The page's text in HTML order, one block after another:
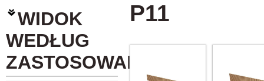
WIDOK
WEDŁUG
ZASTOSOWANIA
P11